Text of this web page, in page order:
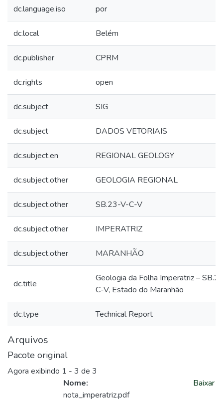
dc.language.iso por
dc.local Belém
dc.publisher CPRM
dc.rights open
dc.subject SIG
dc.subject DADOS VETORIAIS
dc.subject.en REGIONAL GEOLOGY
dc.subject.other GEOLOGIA REGIONAL
dc.subject.other SB.23-V-C-V
dc.subject.other IMPERATRIZ
dc.subject.other MARANHÃO
dc.title
Geologia da Folha Imperatriz –
C-V, Estado do Maranhão
dc.type Technical Report
Arquivos
Pacote original
Agora exibindo 1 - 3 de 3
Nome:
nota_imperatriz.pdf
Baixar